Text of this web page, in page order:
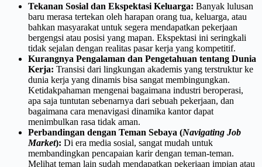
Tekanan Sosial dan Ekspektasi Keluarga: Banyak lulusan
baru merasa tertekan oleh harapan orang tua, keluarga, atau
bahkan masyarakat untuk segera mendapatkan pekerjaan
bergengsi atau posisi yang mapan. Ekspektasi ini seringkali
tidak sejalan dengan realitas pasar kerja yang kompetitif.
Kurangnya Pengalaman dan Pengetahuan tentang Dunia
Kerja: Transisi dari lingkungan akademis yang terstruktur ke
dunia kerja yang dinamis bisa sangat membingungkan.
Ketidakpahaman mengenai bagaimana industri beroperasi,
apa saja tuntutan sebenarnya dari sebuah pekerjaan, dan
bagaimana cara menavigasi dinamika kantor dapat
menimbulkan rasa tidak aman.
Perbandingan dengan Teman Sebaya (Navigating Job
Market): Di era media sosial, sangat mudah untuk
membandingkan pencapaian karir dengan teman-teman.
Melihat teman lain sudah mendapatkan pekerjaan impian atau